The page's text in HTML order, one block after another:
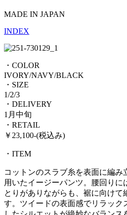
MADE IN JAPAN
INDEX
・COLOR
IVORY/NAVY/BLACK
・SIZE
1/2/3
・DELIVERY
1月中旬
・RETAIL
￥23,100-(税込み)
・ITEM
コットンのスラブ糸を表面に編み
用いたイージーパンツ。腰回りに
とりがありながらも、裾に向けて
す。ツイードの表面感でリラック